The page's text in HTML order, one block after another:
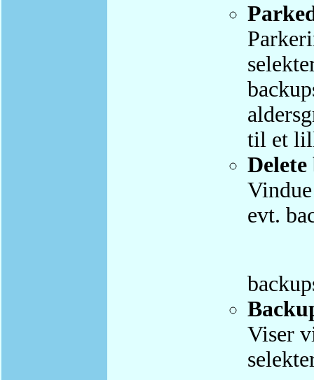
til et
evt.
Viser